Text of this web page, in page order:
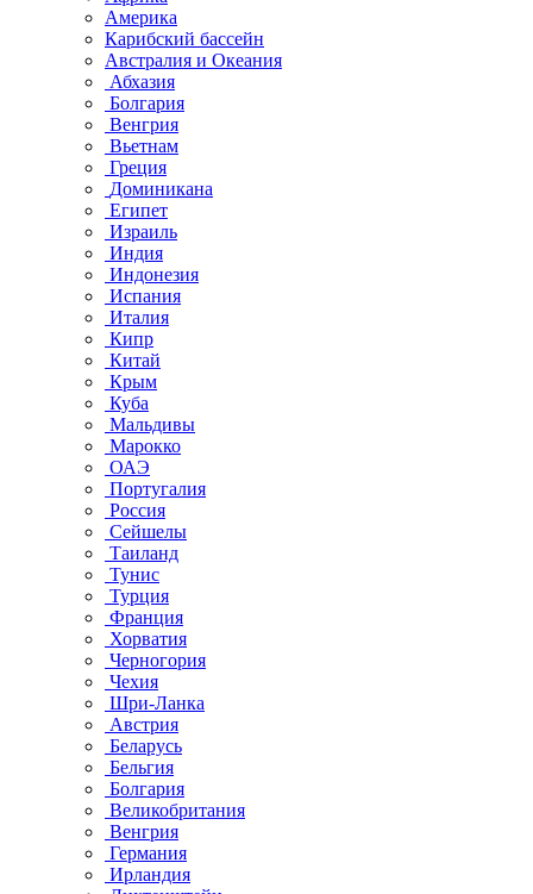
Америка
Карибский бассейн
Австралия и Океания
Абхазия
Болгария
Венгрия
Вьетнам
Греция
Доминикана
Египет
Израиль
Индия
Индонезия
Испания
Италия
Кипр
Китай
Крым
Куба
Мальдивы
Марокко
ОАЭ
Португалия
Россия
Сейшелы
Таиланд
Тунис
Турция
Франция
Хорватия
Черногория
Чехия
Шри-Ланка
Австрия
Беларусь
Бельгия
Болгария
Великобритания
Венгрия
Германия
Ирландия